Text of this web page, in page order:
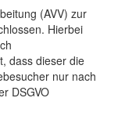
(AVV) zur
Hierbei
dass dieser die
nur nach
DSGVO